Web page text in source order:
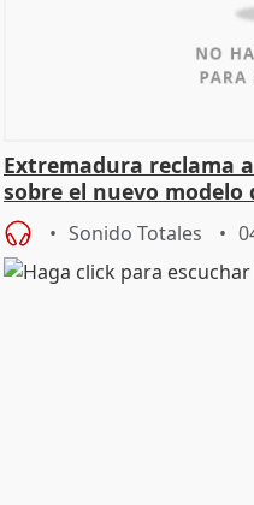
Extremadura reclama
sobre el nuevo modelo
Sonido Totales